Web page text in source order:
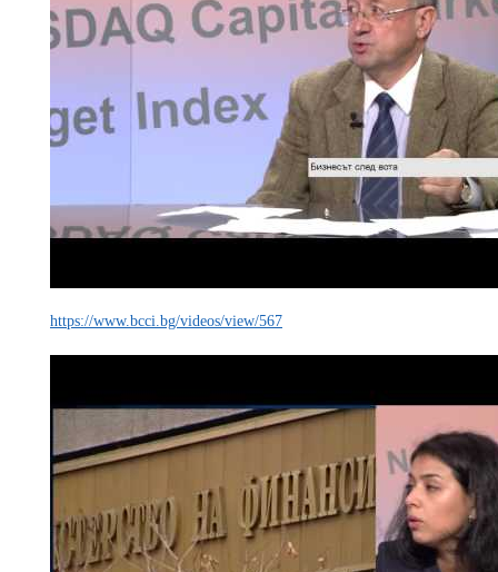
https://www.bcci.bg/videos/view/567